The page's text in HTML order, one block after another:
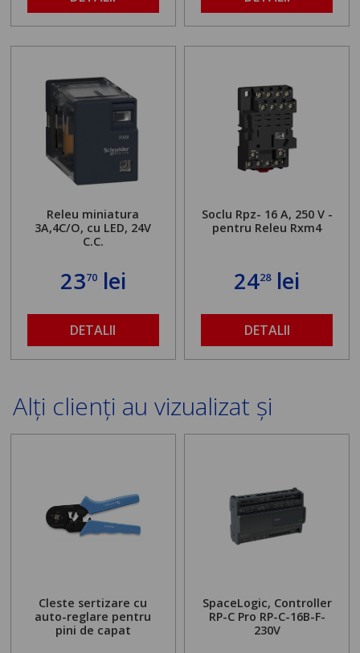
Releu miniatura
3A,4C/O, cu LED, 24V
C.C.
2370lei
DETALII
Soclu Rpz- 16 A, 250 V -
pentru Releu Rxm4
2428lei
DETALII
Alți clienți au vizualizat și
Cleste sertizare cu
auto-reglare pentru
pini de capat
SpaceLogic, Controller
RP-C Pro RP-C-16B-F-
230V